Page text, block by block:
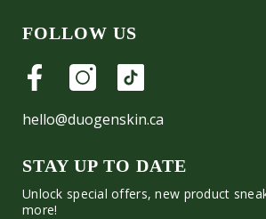
FOLLOW US
hello@duogenskin.ca
STAY UP TO DATE
Unlock special offers, new product
more!